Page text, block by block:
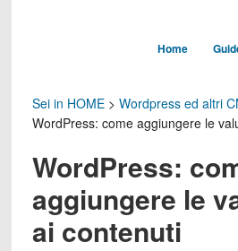
Home
Sei in HOME> Wordpress ed altri
WordPress: come aggiungere le
WordPress:
aggiungere le
ai contenuti